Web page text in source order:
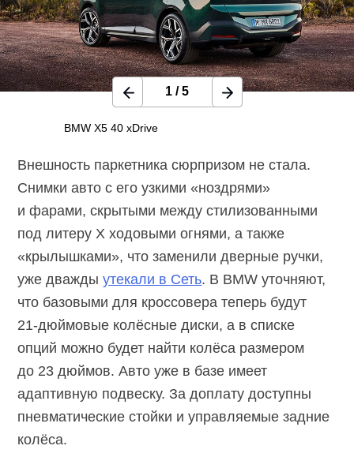
BMW X5 40 xDrive
1 /5
Внешность паркетника сюрпризом не стала.
Снимки авто с его узкими «ноздрями»
и фарами, скрытыми между стилизованными
под литеру X ходовыми огнями, а также
«крылышками», что заменили дверные ручки,
уже дваждыутекали в Сеть. В BMW уточняют,
что базовыми для кроссовера теперь будут
21-дюймовые колёсные диски, а в списке
опций можно будет найти колёса размером
до 23 дюймов. Авто уже в базе имеет
адаптивную подвеску. За доплату доступны
пневматические стойки и управляемые задние
колёса.